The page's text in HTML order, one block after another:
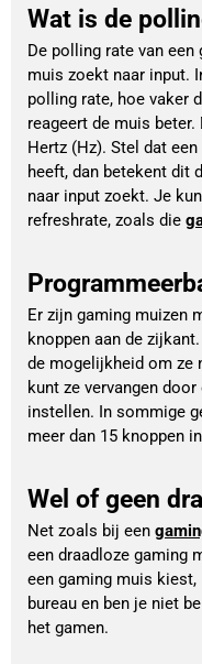
Wat is de
De polling rate van
muis zoekt naar input.
polling rate, hoe vaker
reageert de muis
Hertz (Hz). Stel dat
heeft, dan betekent dit
naar input zoekt. Je
refreshrate, zoals die
Er zijn gaming muizen
knoppen aan de
de mogelijkheid om ze
kunt ze vervangen
instellen. In sommige
meer dan 15 knoppen
Wel of geen
Net zoals bij een
een draadloze gaming
een gaming muis
bureau en ben je niet
het gamen.